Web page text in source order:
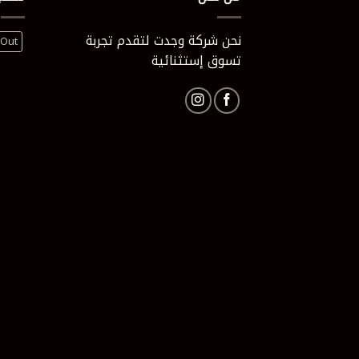
نحن شركة وجدت لتقدم تجربة
تسوق إستثنائية